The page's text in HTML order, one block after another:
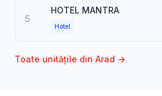
5
HOTEL MANTRA
Hotel
Toate unitățile din Arad →